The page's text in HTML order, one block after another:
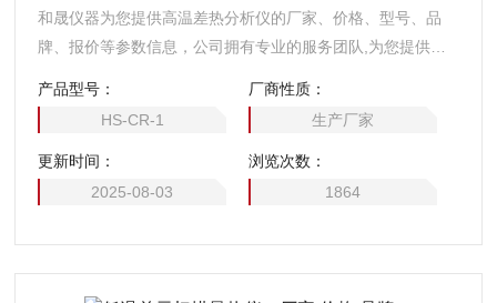
和晟仪器为您提供高温差热分析仪的厂家、价格、型号、品
牌、报价等参数信息，公司拥有专业的服务团队,为您提供技
产品型号：
HS-CR-1
厂商性质：
生产厂家
更新时间：
2025-08-03
浏览次数：
1864